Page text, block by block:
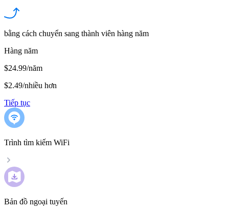
bằng cách chuyển sang thành viên hàng năm
Hàng năm
$24.99/năm
$2.49/nhiều hơn
Tiếp tục
Trình tìm kiếm WiFi
Bản đồ ngoại tuyến